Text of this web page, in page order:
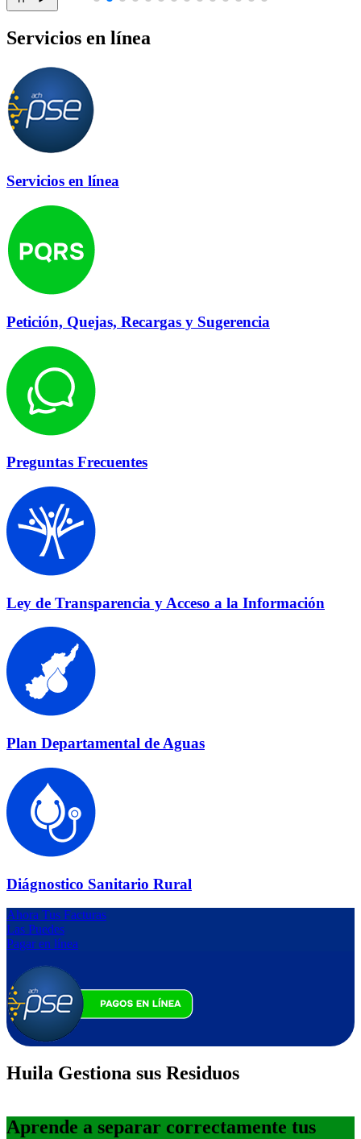
Servicios en línea
Servicios en línea
Petición, Quejas, Recargas y Sugerencia
Preguntas Frecuentes
Ley de Transparencia y Acceso a la Información
Plan Departamental de Aguas
Diágnostico Sanitario Rural
Ahora Tus Facturas
Las Puedes
Pagar en línea
Huila Gestiona sus Residuos
Aprende a separar correctamente tus